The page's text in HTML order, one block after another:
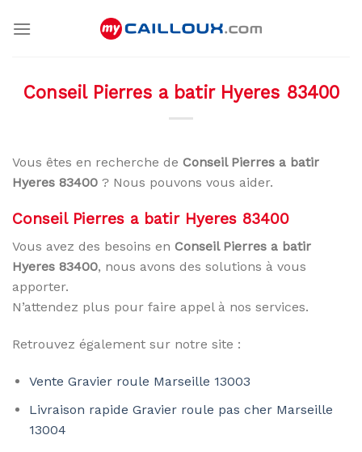
Conseil Pierres a batir Hyeres 83400
Vous êtes en recherche de Conseil Pierres a batir
Hyeres 83400 ? Nous pouvons vous aider.
Conseil Pierres a batir Hyeres 83400
Vous avez des besoins en Conseil Pierres a batir
Hyeres 83400, nous avons des solutions à vous
apporter.
N’attendez plus pour faire appel à nos services.
Retrouvez également sur notre site :
Vente Gravier roule Marseille 13003
Livraison rapide Gravier roule pas cher Marseille
13004